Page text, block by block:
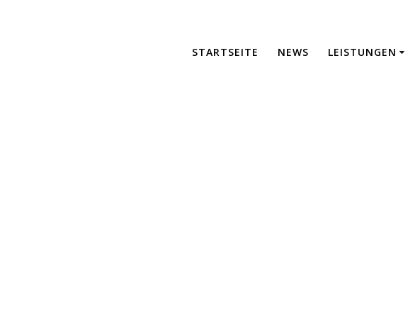
STARTSEITE NEWS LEISTUNGEN